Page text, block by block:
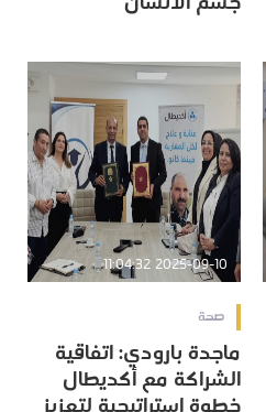
2025-09-10 11:04:32
صحة
ماجدة بارودي: اتفاقية
الشراكة مع أكديطال